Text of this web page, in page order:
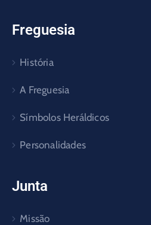
Freguesia
História
A Freguesia
Símbolos Heráldicos
Personalidades
Junta
Missão